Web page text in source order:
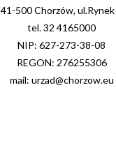
41-500 Chorzów, ul.Rynek
tel. 32 4165000
NIP: 627-273-38-08
REGON: 276255306
mail: urzad@chorzow.eu